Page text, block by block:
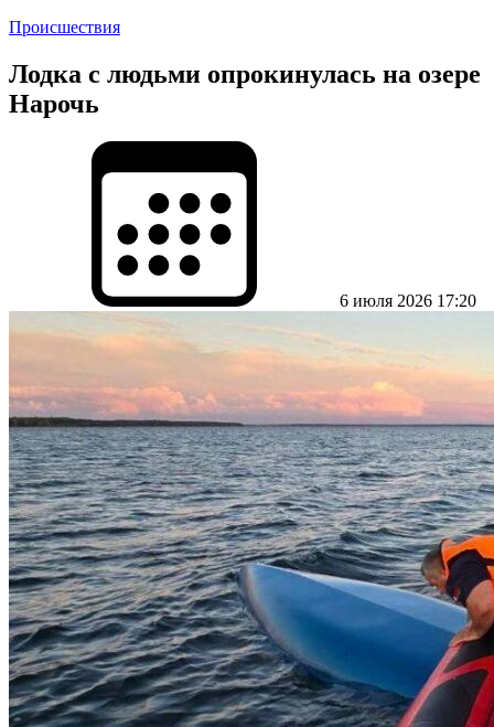
Происшествия
Лодка с людьми опрокинулась на озере
Нарочь
6 июля 2026 17:20